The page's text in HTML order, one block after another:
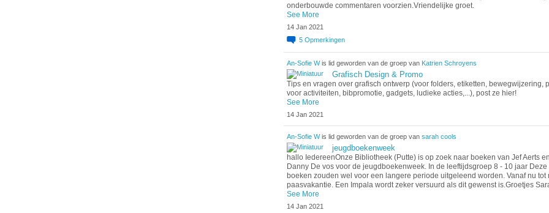
onderbouwde commentaren voorzien.Vriendelijke groet.
See More
14 Jan 2021
5 Opmerkingen
An-Sofie Wis lid geworden van de groep van Katrien Schroyens
Grafisch Design & Promo
Tips en vragen over grafisch ontwerp (voor folders, etiketten, bewegwijzering,
voor activiteiten, bibpromotie, gadgets, ludieke acties,...), post ze hier!
See More
14 Jan 2021
An-Sofie Wis lid geworden van de groep van sarah cools
jeugdboekenweek
hallo IedereenOnze Bibliotheek (Putte) is op zoek naar boeken van Jef Aerts en
Danny De vos voor de jeugdboekenweek. In de leeftijdsgroep 8 - 10 jaar Deze
boeken zouden wel voor een langere periode uitgeleend worden. Vanaf nu tot
paasvakantie. Een Impala wordt zeker versuurd als dit gewenst is.Groetjes
See More
14 Jan 2021